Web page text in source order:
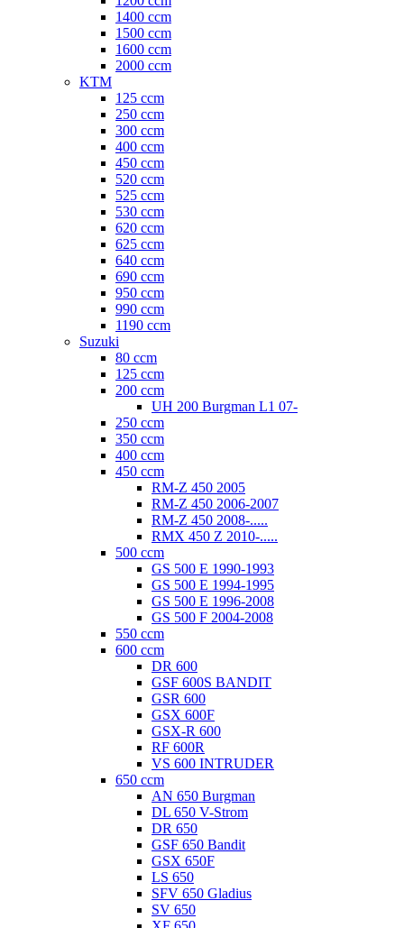
1400 ccm
1500 ccm
1600 ccm
2000 ccm
KTM
125 ccm
250 ccm
300 ccm
400 ccm
450 ccm
520 ccm
525 ccm
530 ccm
620 ccm
625 ccm
640 ccm
690 ccm
950 ccm
990 ccm
1190 ccm
Suzuki
80 ccm
125 ccm
200 ccm
UH 200 Burgman L1 07-
250 ccm
350 ccm
400 ccm
450 ccm
RM-Z 450 2005
RM-Z 450 2006-2007
RM-Z 450 2008-.....
RMX 450 Z 2010-.....
500 ccm
GS 500 E 1990-1993
GS 500 E 1994-1995
GS 500 E 1996-2008
GS 500 F 2004-2008
550 ccm
600 ccm
DR 600
GSF 600S BANDIT
GSR 600
GSX 600F
GSX-R 600
RF 600R
VS 600 INTRUDER
650 ccm
AN 650 Burgman
DL 650 V-Strom
DR 650
GSF 650 Bandit
GSX 650F
LS 650
SFV 650 Gladius
SV 650